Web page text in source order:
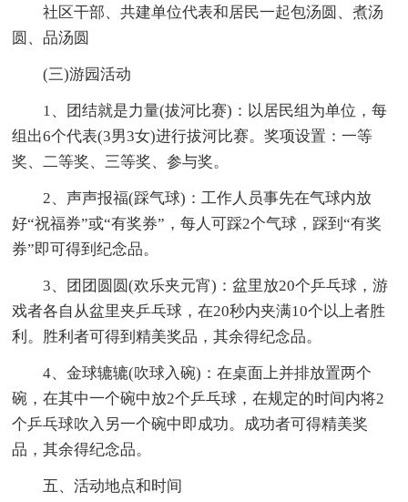
社区干部、共建单位代表和居民一起包汤圆、煮汤
圆、品汤圆
(三)游园活动
1、团结就是力量(拔河比赛)：以居民组为单位，每
组出6个代表(3男3女)进行拔河比赛。奖项设置：一等
奖、二等奖、三等奖、参与奖。
2、声声报福(踩气球)：工作人员事先在气球内放
好“祝福券”或“有奖券”，每人可踩2个气球，踩到“有奖
券”即可得到纪念品。
3、团团圆圆(欢乐夹元宵)：盆里放20个乒乓球，游
戏者各自从盆里夹乒乓球，在20秒内夹满10个以上者胜
利。胜利者可得到精美奖品，其余得纪念品。
4、金球辘辘(吹球入碗)：在桌面上并排放置两个
碗，在其中一个碗中放2个乒乓球，在规定的时间内将2
个乒乓球吹入另一个碗中即成功。成功者可得精美奖
品，其余得纪念品。
五、活动地点和时间